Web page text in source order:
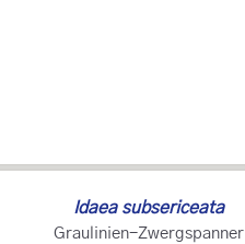
Idaea subsericeata
Graulinien-Zwergspanner